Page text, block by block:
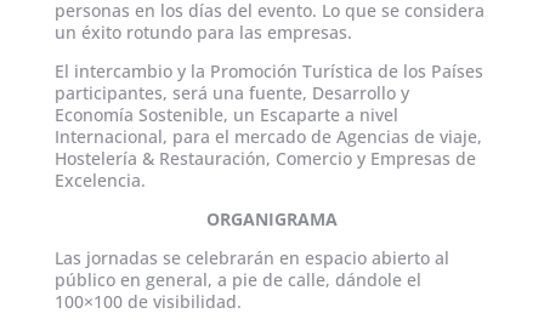
personas en los días del evento. Lo que se considera
un éxito rotundo para las empresas.
El intercambio y la Promoción Turística de los Países
participantes, será una fuente, Desarrollo y
Economía Sostenible, un Escaparte a nivel
Internacional, para el mercado de Agencias de viaje,
Hostelería & Restauración, Comercio y Empresas de
Excelencia.
ORGANIGRAMA
Las jornadas se celebrarán en espacio abierto al
público en general, a pie de calle, dándole el
100×100 de visibilidad.